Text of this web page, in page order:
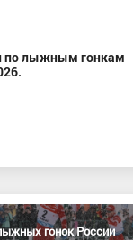
по лыжным гонкам
гонок России